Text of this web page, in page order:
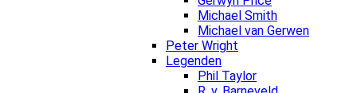
Michael Smith
Michael van Gerwen
Peter Wright
Legenden
Phil Taylor